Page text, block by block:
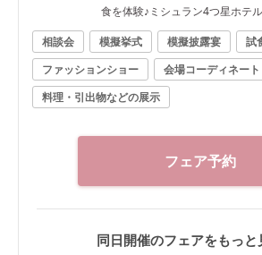
食を体験♪ミシュラン4つ星ホテ
提案《見学日は逗子駅の往復送
相談会 模擬挙式 模擬披露宴
試
ファッションショー
会場コーディネート
料理・引出物などの展示
フェア予約
同日開催のフェアをもっと